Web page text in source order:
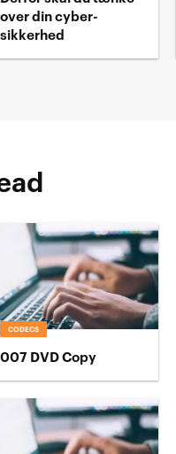
over din cyber-
sikkerhed
CODECS
007 DVD Copy